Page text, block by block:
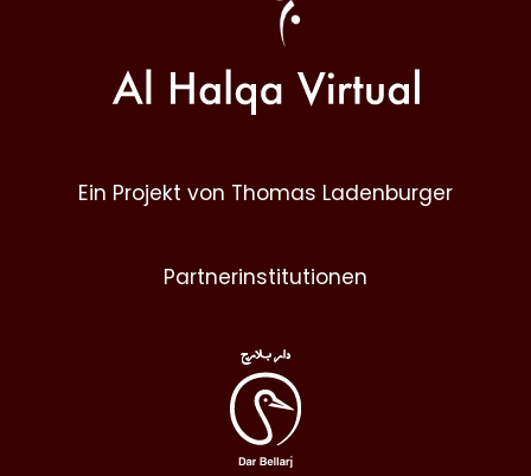
Ein Projekt von Thomas Ladenburger
Partnerinstitutionen